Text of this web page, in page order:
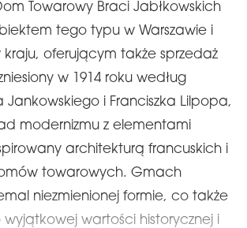
Towarowy Braci Jabłkowskich
tego typu w Warszawie i
kraju, oferującym także sprzedaż
w 1914 roku według
Jankowskiego i Franciszka Lilpopa,
modernizmu z elementami
architekturą francuskich i
towarowych. Gmach
niezmienionej formie, co także
wartości historycznej i